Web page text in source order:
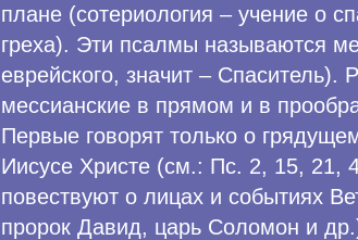
плане (сотериология – учение о
греха). Эти псалмы называются
еврейского, значит – Спаситель).
мессианские в прямом и в
Первые говорят только о
Иисусе Христе (см.: Пс. 2, 15, 21,
повествуют о лицах и событиях
пророк Давид, царь Соломон и